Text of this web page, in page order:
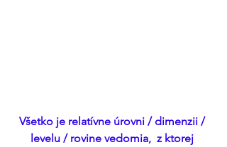
Všetko je relatívne úrovni / dimenzii /
levelu / rovine vedomia,  z ktorej